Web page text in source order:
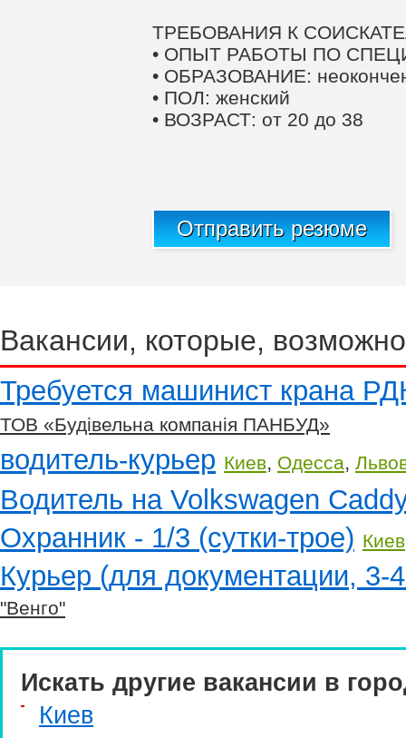
ТРЕБОВАНИЯ К
• ОПЫТ РАБОТЫ ПО
• ОБРАЗОВАНИЕ:
• ПОЛ: женский
• ВОЗРАСТ: от 20 до 38
Отправить резюме
Вакансии, которые,
Требуется машинист крана
ТОВ «Будівельна компанія ПАНБУД»
водитель-курьер Киев, Одесса,
Водитель на Volkswagen
Охранник - 1/3 (сутки-трое) Киев
Курьер (для документации, 3-
"Венго"
Искать другие вакансии в
Киев